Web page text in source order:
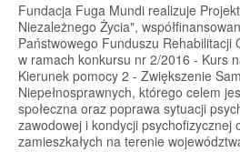
Fundacja Fuga Mundi realizuje
Niezależnego Życia",
Państwowego Funduszu Rehabilitacji
w ramach konkursu nr 2/2016 - Kurs
Kierunek pomocy 2 - Zwiększenie
Niepełnosprawnych, którego celem
społeczna oraz poprawa sytuacji
zawodowej i kondycji psychofizycznej
zamieszkałych na terenie